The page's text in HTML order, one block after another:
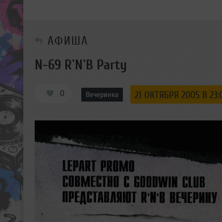
АФИША
N-69 R`N`B Party
0 Вечеринка 21 ОКТЯБРЯ 2005 В